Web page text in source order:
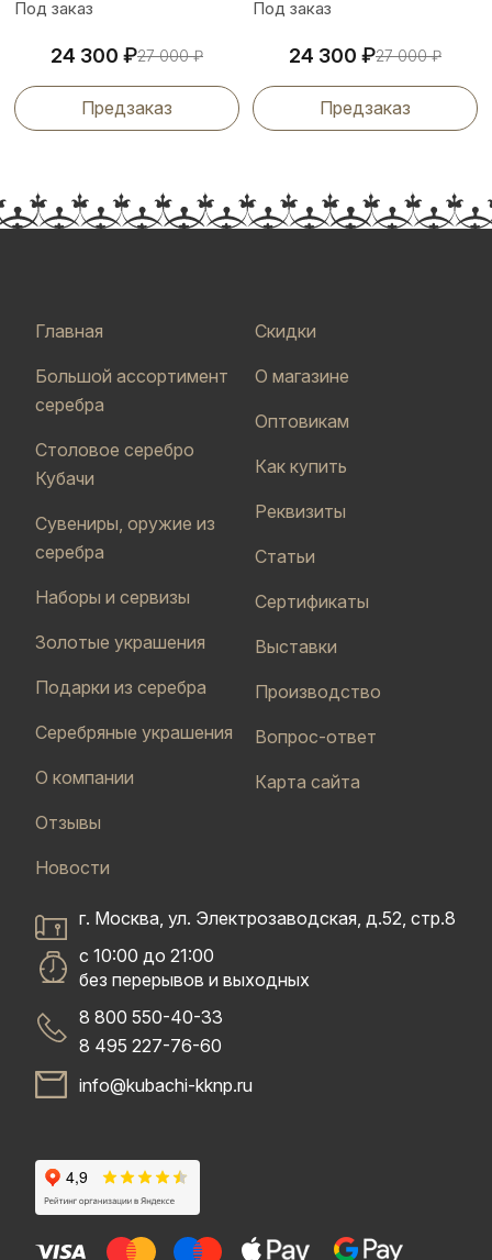
Под заказ
24 300 ₽27 000₽
Предзаказ
Под заказ
24 300 ₽27 000₽
Предзаказ
Главная
Большой ассортимент
серебра
Столовое серебро
Кубачи
Сувениры, оружие из
серебра
Наборы и сервизы
Золотые украшения
Подарки из серебра
Серебряные украшения
О компании
Отзывы
Новости
Скидки
О магазине
Оптовикам
Как купить
Реквизиты
Статьи
Сертификаты
Выставки
Производство
Вопрос-ответ
Карта сайта
г. Москва, ул. Электрозаводская, д.52, стр.8
с 10:00 до 21:00
без перерывов и выходных
8 800 550-40-33
8 495 227-76-60
info@kubachi-kknp.ru